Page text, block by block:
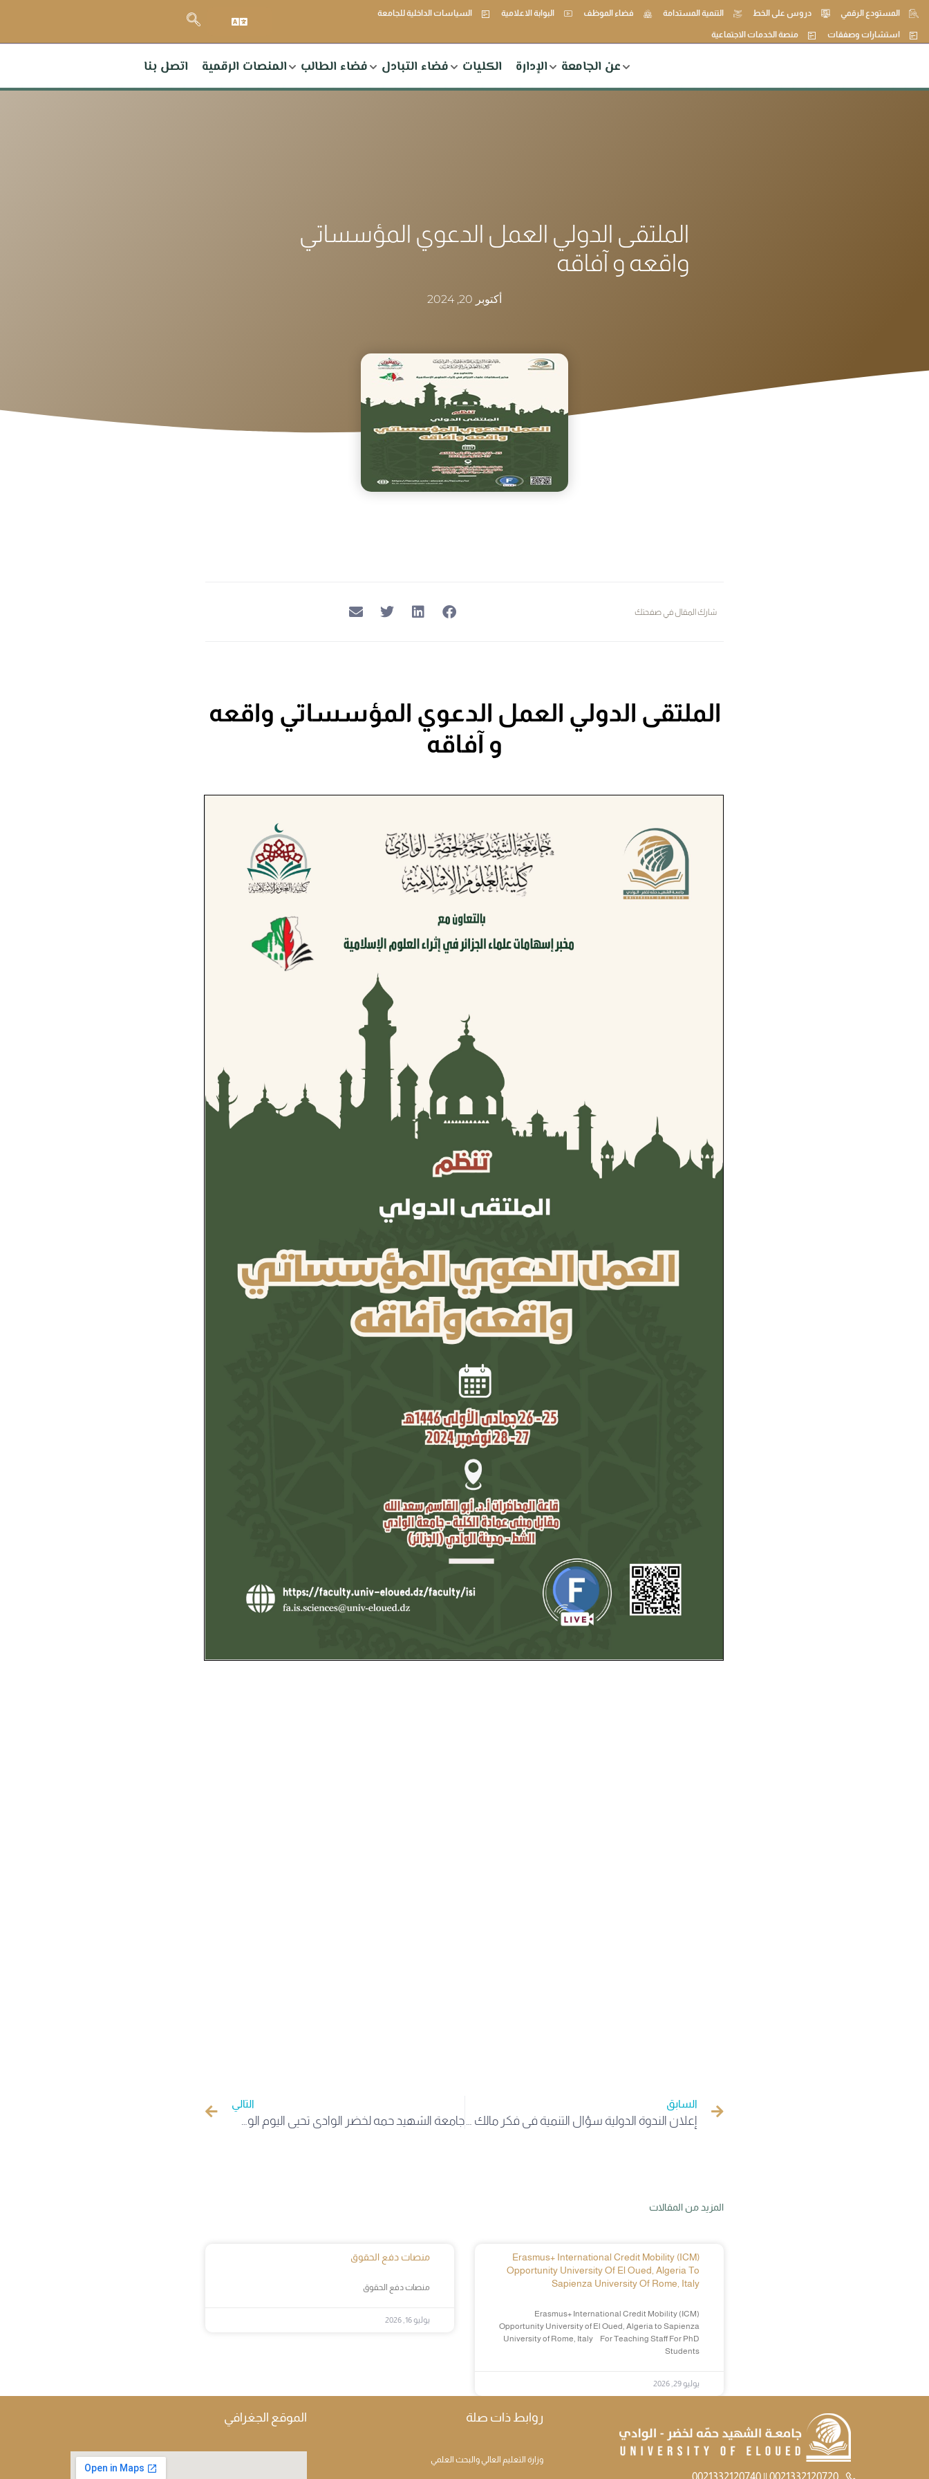
المستودع الرقمي دروس على الخط التنمية المستدامة فضاء الموظف البوابة الاعلامية السياسات الداخلية للجامعة
استشارات وصفقات منصة الخدمات الاجتماعية
عن الجامعة الإدارة الكليات فضاء التبادل فضاء الطالب المنصات الرقمية اتصل بنا
الملتقى الدولي العمل الدعوي المؤسساتي
واقعه و آفاقه
أكتوبر 20, 2024
شارك المقال في صفحتك
الملتقى الدولي العمل الدعوي المؤسساتي واقعه
و آفاقه
السابق
إعلان الندوة الدولية سؤال التنمية في فكر مالك بن نبي
التالي
جامعة الشهيد حمه لخضر الوادي تحيي اليوم الوطني للهجرة
المزيد من المقالات
Erasmus+ International Credit Mobility (ICM)
Opportunity University Of El Oued, Algeria To
Sapienza University Of Rome, Italy
Erasmus+ International Credit Mobility (ICM)
Opportunity University of El Oued, Algeria to Sapienza
University of Rome, Italy For Teaching Staff For PhD
Students
يوليو 29, 2026
منصات دفع الحقوق
منصات دفع الحقوق
يوليو 16, 2026
0021332120720 || 0021332120740
روابط ذات صلة
وزارة التعليم العالي والبحث العلمي
الموقع الجغرافي